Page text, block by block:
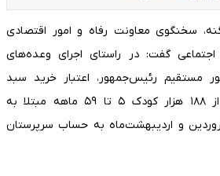
سخنگوی معاونت رفاه و امور اقتصادی
اجتماعی گفت: در راستای اجرای وعده‌های
مستقیم رئیس‌جمهور، اعتبار خرید سبد
غذایی رایگان برای بیش از ۱۸۸ هزار کودک ۵ تا ۵۹ ماهه مبتلا به
و اردیبهشت‌ماه به حساب سرپرستان